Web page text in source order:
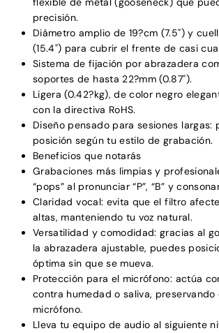
precisión.
Diámetro amplio de 19?cm (7.5") y
(15.4") para cubrir el frente de casi
Sistema de fijación por abrazadera
soportes de hasta 22?mm (0.87").
Ligera (0.42?kg), de color negro
con la directiva RoHS.
Diseño pensado para sesiones largas:
posición según tu estilo de grabación.
Beneficios que notarás
Grabaciones más limpias y
“pops” al pronunciar “P”, “B” y
Claridad vocal: evita que el filtro
altas, manteniendo tu voz natural.
Versatilidad y comodidad: gracias al
la abrazadera ajustable, puedes
óptima sin que se mueva.
Protección para el micrófono: actúa
contra humedad o saliva,
micrófono.
Lleva tu equipo de audio al siguiente